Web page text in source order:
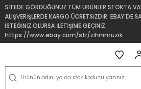
SİTEDE GÖRDÜĞÜNÜZ TÜM ÜRÜNLER STOKTA
ALIŞVERİŞLERDE KARGO ÜCRETSİZDİR. EBAY'DE
İSTEĞİNİZ OLURSA İLETİŞİME GEÇİNİZ.
https://www.ebay.com/str/zihnimuzik